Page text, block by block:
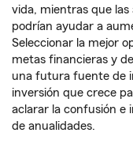
vida, mientras que
podrían ayudar a
Seleccionar la mejor
metas financieras y
una futura fuente de
inversión que crece
aclarar la confusión e
de anualidades.